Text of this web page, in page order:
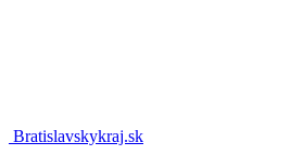
Bratislavskykraj.sk